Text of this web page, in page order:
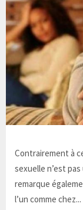
Contrairement à
sexuelle n’est
remarque
l’un comme chez...